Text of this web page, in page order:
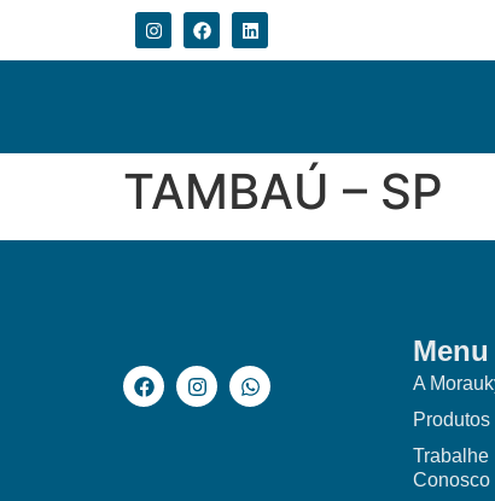
TAMBAÚ – SP
Menu
A
Produtos
Trabalhe
Conosco